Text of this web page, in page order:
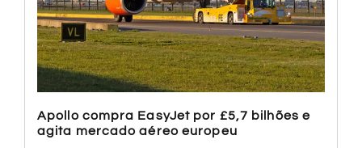
Apollo compra EasyJet por £5,7 bilhões e
agita mercado aéreo europeu